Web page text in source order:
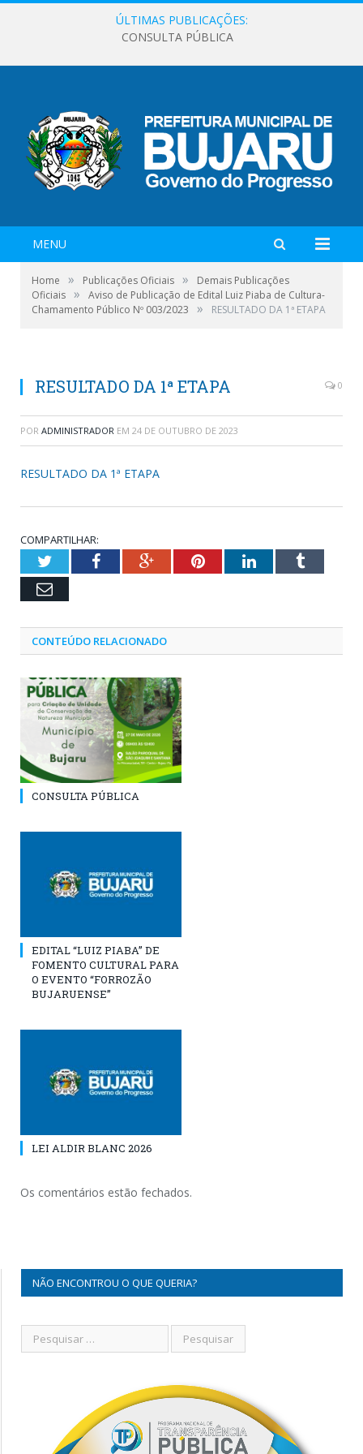
ÚLTIMAS PUBLICAÇÕES:
CONSULTA PÚBLICA
MENU
Home » Publicações Oficiais »
Demais Publicações
Oficiais »
Aviso de Publicação de Edital Luiz Piaba de Cultura-
Chamamento Público Nº 003/2023
» RESULTADO DA 1ª ETAPA
RESULTADO DA 1ª ETAPA 0
POR ADMINISTRADOR EM 24 DE OUTUBRO DE 2023
RESULTADO DA 1ª ETAPA
COMPARTILHAR:
TwitterFacebookGoogle+PinterestLinkedInTumblr
Email
CONTEÚDO RELACIONADO
CONSULTA PÚBLICA
EDITAL “LUIZ PIABA” DE
FOMENTO CULTURAL PARA
O EVENTO “FORROZÃO
BUJARUENSE”
LEI ALDIR BLANC 2026
Os comentários estão fechados.
NÃO ENCONTROU O QUE QUERIA?